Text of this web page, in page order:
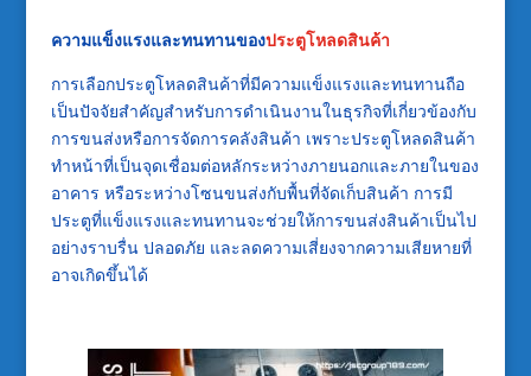
ความแข็งแรงและทนทานของประตูโหลดสินค้า
การเลือกประตูโหลดสินค้าที่มีความแข็งแรงและทนทานถือ
เป็นปัจจัยสำคัญสำหรับการดำเนินงานในธุรกิจที่เกี่ยวข้องกับ
การขนส่งหรือการจัดการคลังสินค้า เพราะประตูโหลดสินค้า
ทำหน้าที่เป็นจุดเชื่อมต่อหลักระหว่างภายนอกและภายในของ
อาคาร หรือระหว่างโซนขนส่งกับพื้นที่จัดเก็บสินค้า การมี
ประตูที่แข็งแรงและทนทานจะช่วยให้การขนส่งสินค้าเป็นไป
อย่างราบรื่น ปลอดภัย และลดความเสี่ยงจากความเสียหายที่
อาจเกิดขึ้นได้